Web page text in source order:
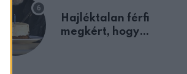
Hajléktalan férfi
megkért, hogy